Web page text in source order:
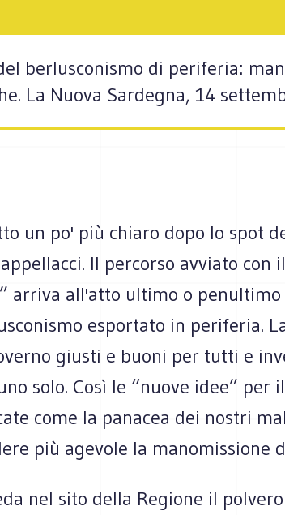
berlusconismo di periferia:
La Nuova Sardegna, 14
un po' più chiaro dopo lo spot
Il percorso avviato con
arriva all'atto ultimo o
esportato in periferia.
giusti e buoni per tutti e
solo. Così le “nuove idee”
come la panacea dei nostri
più agevole la manomissione
nel sito della Regione il